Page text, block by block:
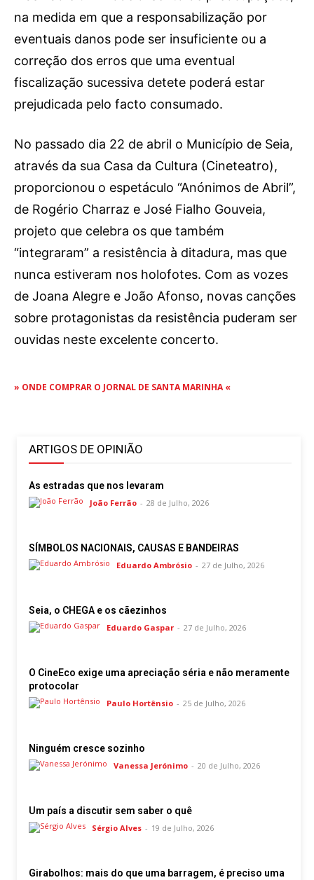
na medida em que a responsabilização por
eventuais danos pode ser insuficiente ou a
correção dos erros que uma eventual
fiscalização sucessiva detete poderá estar
prejudicada pelo facto consumado.
No passado dia 22 de abril o Município de Seia,
através da sua Casa da Cultura (Cineteatro),
proporcionou o espetáculo “Anónimos de Abril”,
de Rogério Charraz e José Fialho Gouveia,
projeto que celebra os que também
“integraram” a resistência à ditadura, mas que
nunca estiveram nos holofotes. Com as vozes
de Joana Alegre e João Afonso, novas canções
sobre protagonistas da resistência puderam ser
ouvidas neste excelente concerto.
» ONDE COMPRAR O JORNAL DE SANTA MARINHA «
ARTIGOS DE OPINIÃO
As estradas que nos levaram
João Ferrão - 28 de Julho, 2026
SÍMBOLOS NACIONAIS, CAUSAS E BANDEIRAS
Eduardo Ambrósio - 27 de Julho, 2026
Seia, o CHEGA e os cãezinhos
Eduardo Gaspar - 27 de Julho, 2026
O CineEco exige uma apreciação séria e não meramente
protocolar
Paulo Hortênsio - 25 de Julho, 2026
Ninguém cresce sozinho
Vanessa Jerónimo - 20 de Julho, 2026
Um país a discutir sem saber o quê
Sérgio Alves - 19 de Julho, 2026
Girabolhos: mais do que uma barragem, é preciso uma